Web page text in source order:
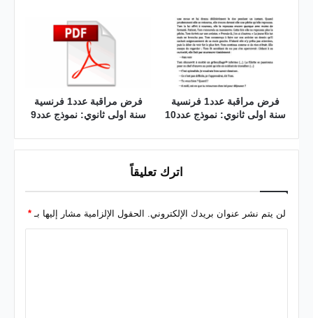
فرض مراقبة عدد1 فرنسية
سنة اولى ثانوي: نموذج عدد10
فرض مراقبة عدد1 فرنسية
سنة اولى ثانوي: نموذج عدد9
اترك تعليقاً
لن يتم نشر عنوان بريدك الإلكتروني. الحقول الإلزامية مشار إليها بـ*